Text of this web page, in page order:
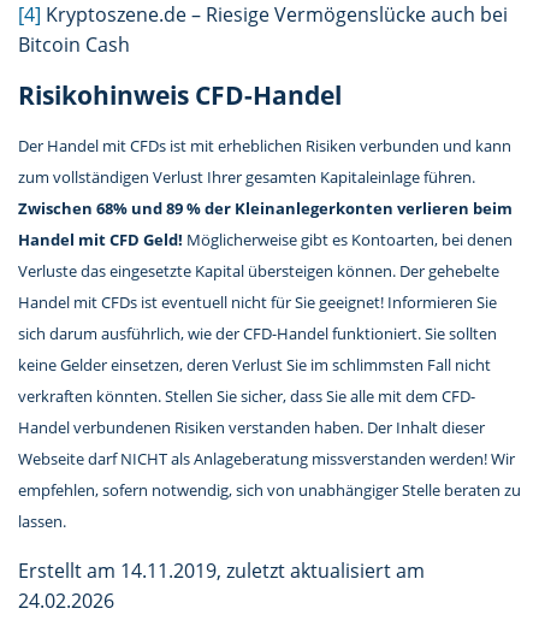
[4] Kryptoszene.de – Riesige Vermögenslücke auch bei
Bitcoin Cash
Risikohinweis CFD-Handel
Der Handel mit CFDs ist mit erheblichen Risiken verbunden und kann
zum vollständigen Verlust Ihrer gesamten Kapitaleinlage führen.
Zwischen 68% und 89 % der Kleinanlegerkonten verlieren beim
Handel mit CFD Geld! Möglicherweise gibt es Kontoarten, bei denen
Verluste das eingesetzte Kapital übersteigen können. Der gehebelte
Handel mit CFDs ist eventuell nicht für Sie geeignet! Informieren Sie
sich darum ausführlich, wie der CFD-Handel funktioniert. Sie sollten
keine Gelder einsetzen, deren Verlust Sie im schlimmsten Fall nicht
verkraften könnten. Stellen Sie sicher, dass Sie alle mit dem CFD-
Handel verbundenen Risiken verstanden haben. Der Inhalt dieser
Webseite darf NICHT als Anlageberatung missverstanden werden! Wir
empfehlen, sofern notwendig, sich von unabhängiger Stelle beraten zu
lassen.
Erstellt am 14.11.2019, zuletzt aktualisiert am
24.02.2026